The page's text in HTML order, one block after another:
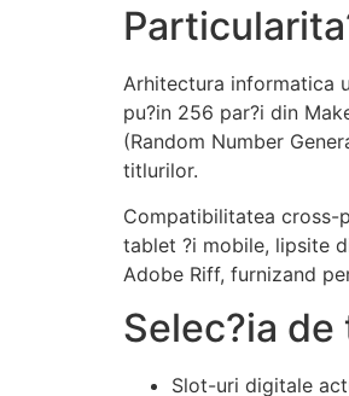
Arhitectura informatica
pu?in 256 par?i din
(Random Number
titlurilor.
Compatibilitatea cross-
tablet ?i mobile, lipsite
Adobe Riff, furnizand
Selec?ia
Slot-uri digitale